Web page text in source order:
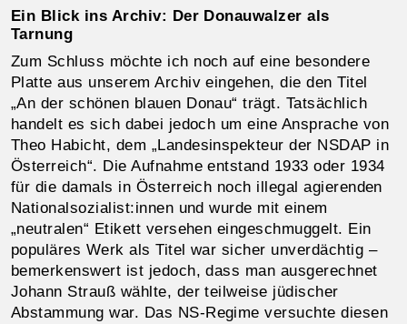
Ein Blick ins Archiv: Der Donauwalzer als
Tarnung
Zum Schluss möchte ich noch auf eine besondere
Platte aus unserem Archiv eingehen, die den Titel
„An der schönen blauen Donau“ trägt. Tatsächlich
handelt es sich dabei jedoch um eine Ansprache von
Theo Habicht, dem „Landesinspekteur der NSDAP in
Österreich“. Die Aufnahme entstand 1933 oder 1934
für die damals in Österreich noch illegal agierenden
Nationalsozialist:innen und wurde mit einem
„neutralen“ Etikett versehen eingeschmuggelt. Ein
populäres Werk als Titel war sicher unverdächtig –
bemerkenswert ist jedoch, dass man ausgerechnet
Johann Strauß wählte, der teilweise jüdischer
Abstammung war. Das NS-Regime versuchte diesen